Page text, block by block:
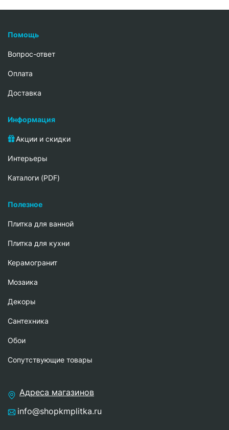
Помощь
Вопрос-ответ
Oплата
Доставка
Информация
Акции и скидки
Интерьеры
Каталоги (PDF)
Полезное
Плитка для ванной
Плитка для кухни
Керамогранит
Мозаика
Декоры
Сантехника
Обои
Сопутствующие товары
Адреса магазинов
info@shopkmplitka.ru